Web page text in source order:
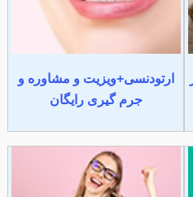
ارتودنسی+ویزیت و مشاوره و
جرم گیری رایگان